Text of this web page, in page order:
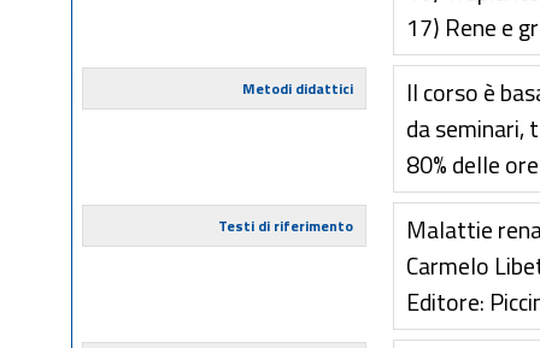
17) Rene e
Metodi didattici
Il corso è
da seminari,
80% delle
Testi di riferimento
Malattie
Carmelo
Editore: